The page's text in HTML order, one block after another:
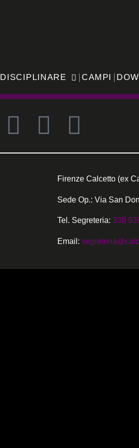
DISCIPLINARE CAMPI
Firenze Calcetto (ex
Sede Op.: Via San
Tel. Segreteria: 338
Email: